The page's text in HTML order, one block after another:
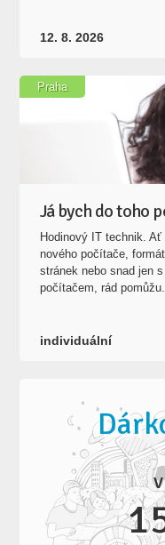
12. 8. 2026
Já bych do toho
Hodinový IT technik.
nového počítače,
stránek nebo snad jen
počítačem, rád pomůžu.
individuální
Praha